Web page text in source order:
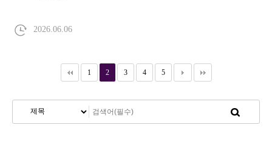
2026.06.06
1 2 3 4 5